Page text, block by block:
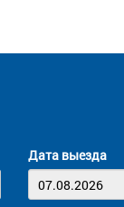
Дата выезда